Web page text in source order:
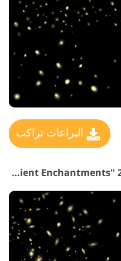
اليراعات تراكب
تراكب اليراع بالفوتوشوب مجانا #24 "Ancient Enchantments"